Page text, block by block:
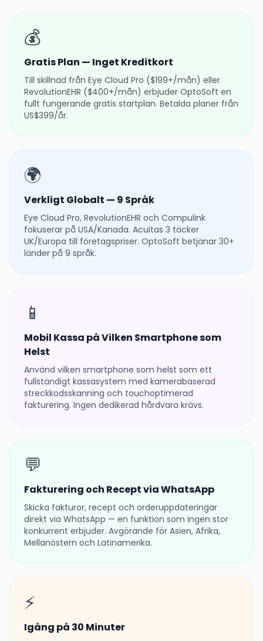
💰
Gratis Plan — Inget Kreditkort
Till skillnad från Eye Cloud Pro ($199+/mån) eller
RevolutionEHR ($400+/mån) erbjuder OptoSoft en
fullt fungerande gratis startplan. Betalda planer från
US$399/år.
🌍
Verkligt Globalt — 9 Språk
Eye Cloud Pro, RevolutionEHR och Compulink
fokuserar på USA/Kanada. Acuitas 3 täcker
UK/Europa till företagspriser. OptoSoft betjänar 30+
länder på 9 språk.
📱
Mobil Kassa på Vilken Smartphone som
Helst
Använd vilken smartphone som helst som ett
fullständigt kassasystem med kamerabaserad
streckkodsskanning och touchoptimerad
fakturering. Ingen dedikerad hårdvara krävs.
💬
Fakturering och Recept via WhatsApp
Skicka fakturor, recept och orderuppdateringar
direkt via WhatsApp — en funktion som ingen stor
konkurrent erbjuder. Avgörande för Asien, Afrika,
Mellanöstern och Latinamerika.
⚡
Igång på 30 Minuter